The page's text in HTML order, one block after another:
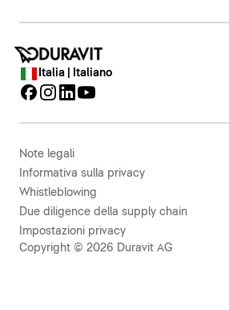
Italia | Italiano
Note legali
Informativa sulla privacy
Whistleblowing
Due diligence della supply chain
Impostazioni privacy
Copyright © 2026 Duravit AG